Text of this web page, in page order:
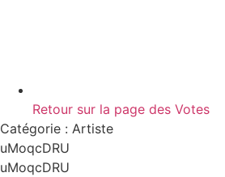
Retour sur la page des Votes
Catégorie : Artiste
uMoqcDRU
uMoqcDRU